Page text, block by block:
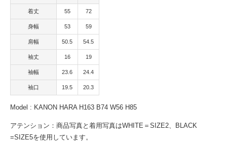
着丈 55 72
身幅 53 59
肩幅 50.5 54.5
袖丈 16 19
袖幅 23.6 24.4
袖口 19.5 20.3
Model : KANON HARA H163 B74 W56 H85
アテンション：商品写真と着用写真はWHITE＝SIZE2、BLACK
=SIZE5を使用しています。